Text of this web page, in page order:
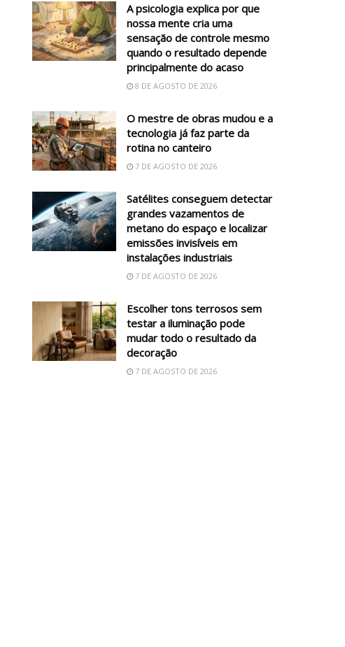
A psicologia explica por que
nossa mente cria uma
sensação de controle mesmo
quando o resultado depende
principalmente do acaso
8 DE AGOSTO DE 2026
O mestre de obras mudou e a
tecnologia já faz parte da
rotina no canteiro
7 DE AGOSTO DE 2026
Satélites conseguem detectar
grandes vazamentos de
metano do espaço e localizar
emissões invisíveis em
instalações industriais
7 DE AGOSTO DE 2026
Escolher tons terrosos sem
testar a iluminação pode
mudar todo o resultado da
decoração
7 DE AGOSTO DE 2026